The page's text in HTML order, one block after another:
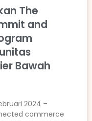
The
and
Bawah
2024 –
commerce